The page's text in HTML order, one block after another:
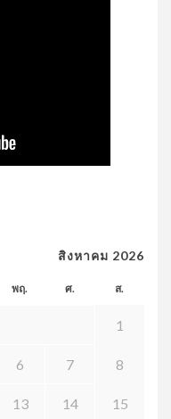
สิงหาคม 2026
พฤ. ศ. ส.
1
6 7 8
13 14 15